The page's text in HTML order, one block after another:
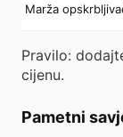
Marža
Pravilo:
cijenu.
Pametni